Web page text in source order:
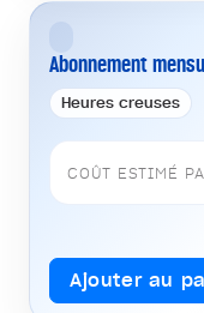
Abonnement
Heures creuses
COÛT ESTIMÉ
Ajouter au